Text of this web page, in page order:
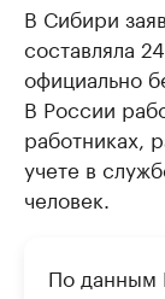
В Сибири
составляла
официально
В России
работниках,
учете в
человек.
По данным